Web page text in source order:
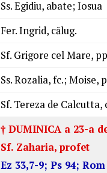
Ss. Egidiu, abate; Iosua
Fer. Ingrid, călug.
Sf. Grigore cel Mare,
Ss. Rozalia, fc.; Moise,
Sf. Tereza de Calcutta,
† DUMINICA a 23-a
Sf. Zaharia, profet
Ez 33,7-9; Ps 94;